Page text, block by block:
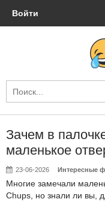
Войти
Зачем в
маленькое
23-06-2026 Интересные
Многие замечали
Chups, но знали ли вы,